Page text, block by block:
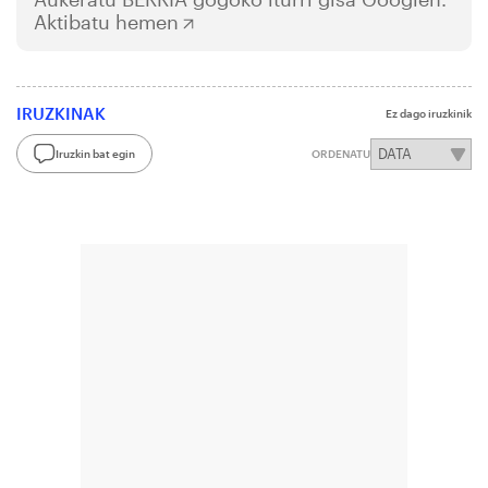
Aktibatu hemen
IRUZKINAK Ez dago iruzkinik
Iruzkin bat egin ORDENATU